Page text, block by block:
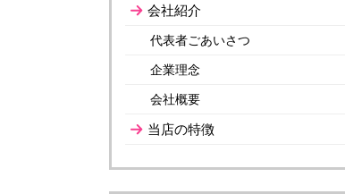
会社紹介
代表者ごあいさつ
企業理念
会社概要
当店の特徴